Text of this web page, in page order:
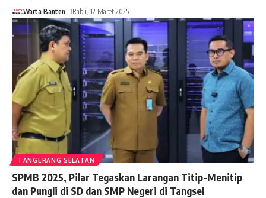
Warta Banten Rabu, 12 Maret 2025
TANGERANG SELATAN
SPMB 2025, Pilar Tegaskan Larangan Titip-Menitip
dan Pungli di SD dan SMP Negeri di Tangsel